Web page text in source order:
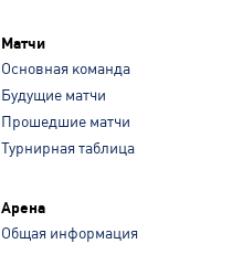
Матчи
Основная команда
Будущие матчи
Прошедшие матчи
Турнирная таблица
Арена
Общая информация